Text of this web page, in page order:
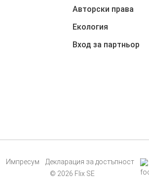
Авторски права
Екология
Вход за партньор
Импресум Декларация за достъпност
© 2026 Flix SE